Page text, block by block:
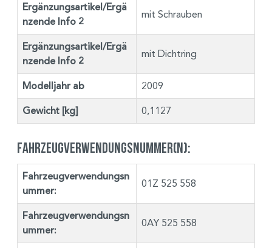
Ergänzungsartikel/Ergä
nzende Info 2
mit Schrauben
Ergänzungsartikel/Ergä
nzende Info 2
mit Dichtring
Modelljahr ab 2009
Gewicht [kg] 0,1127
Fahrzeugverwendungsnummer(n):
Fahrzeugverwendungsn
ummer:
01Z 525 558
Fahrzeugverwendungsn
ummer:
0AY 525 558